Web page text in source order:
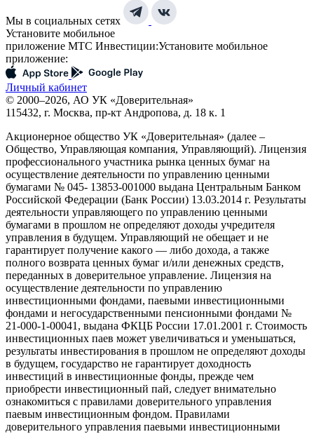
Мы в социальных сетях
Установите мобильное
приложение МТС Инвестиции:Установите мобильное
приложение:
Личный кабинет
© 2000–2026, АО УК «Доверительная»
115432, г. Москва, пр-кт Андропова, д. 18 к. 1
Акционерное общество УК «Доверительная» (далее –
Общество, Управляющая компания, Управляющий). Лицензия
профессионального участника рынка ценных бумаг на
осуществление деятельности по управлению ценными
бумагами № 045- 13853-001000 выдана Центральным Банком
Российской Федерации (Банк России) 13.03.2014 г. Результаты
деятельности управляющего по управлению ценными
бумагами в прошлом не определяют доходы учредителя
управления в будущем. Управляющий не обещает и не
гарантирует получение какого — либо дохода, а также
полного возврата ценных бумаг и/или денежных средств,
переданных в доверительное управление. Лицензия на
осуществление деятельности по управлению
инвестиционными фондами, паевыми инвестиционными
фондами и негосударственными пенсионными фондами №
21-000-1-00041, выдана ФКЦБ России 17.01.2001 г. Стоимость
инвестиционных паев может увеличиваться и уменьшаться,
результаты инвестирования в прошлом не определяют доходы
в будущем, государство не гарантирует доходность
инвестиций в инвестиционные фонды, прежде чем
приобрести инвестиционный пай, следует внимательно
ознакомиться с правилами доверительного управления
паевым инвестиционным фондом. Правилами
доверительного управления паевыми инвестиционными